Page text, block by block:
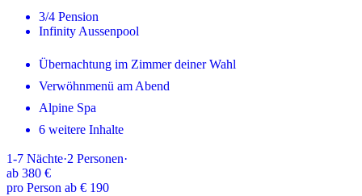
3/4 Pension
Infinity Aussenpool
Übernachtung im Zimmer deiner Wahl
Verwöhnmenü am Abend
Alpine Spa
6 weitere Inhalte
1-7 Nächte·2 Personen·
ab 380 €
pro Person ab € 190